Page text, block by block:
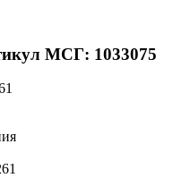
МСГ: 1033075